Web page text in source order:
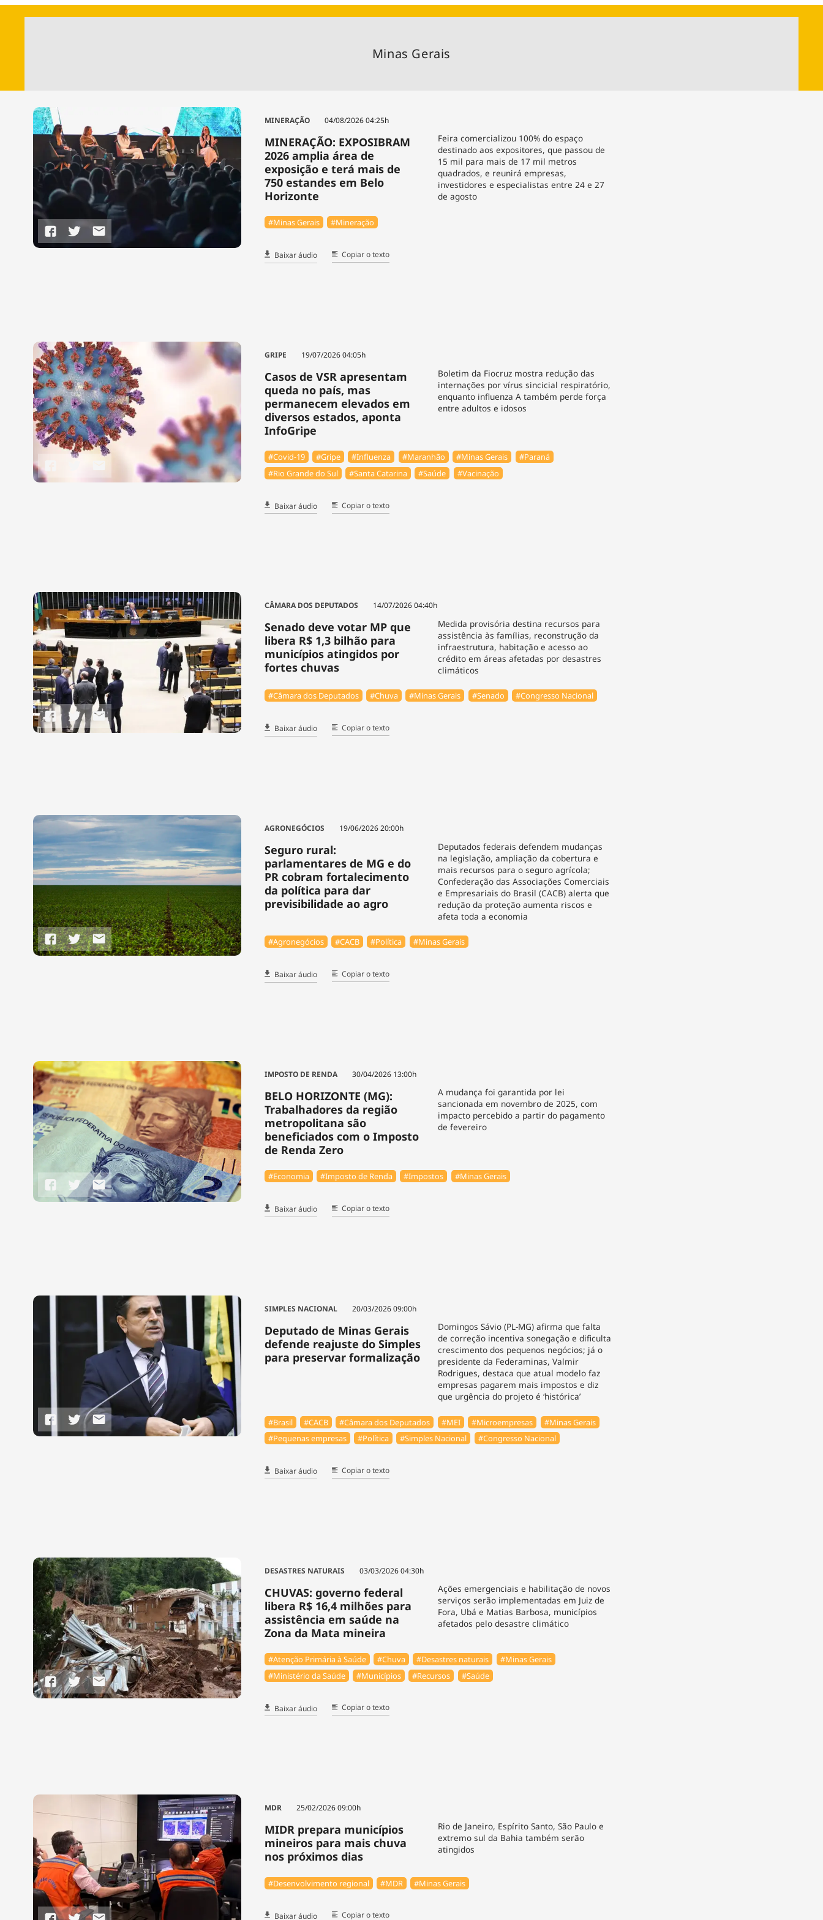
Minas Gerais
MINERAÇÃO 04/08/2026 04:25h
MINERAÇÃO: EXPOSIBRAM
2026 amplia área de
exposição e terá mais de
750 estandes em Belo
Horizonte
Feira comercializou 100% do espaço
destinado aos expositores, que passou de
15 mil para mais de 17 mil metros
quadrados, e reunirá empresas,
investidores e especialistas entre 24 e 27
de agosto
#Minas Gerais #Mineração
Baixar áudio Copiar o texto
GRIPE 19/07/2026 04:05h
Casos de VSR apresentam
queda no país, mas
permanecem elevados em
diversos estados, aponta
InfoGripe
Boletim da Fiocruz mostra redução das
internações por vírus sincicial respiratório,
enquanto influenza A também perde força
entre adultos e idosos
#Covid-19 #Gripe #Influenza #Maranhão #Minas Gerais
#Paraná
#Rio Grande do Sul
#Santa Catarina #Saúde #Vacinação
Baixar áudio Copiar o texto
CÂMARA DOS DEPUTADOS 14/07/2026 04:40h
Senado deve votar MP que
libera R$ 1,3 bilhão para
municípios atingidos por
fortes chuvas
Medida provisória destina recursos para
assistência às famílias, reconstrução da
infraestrutura, habitação e acesso ao
crédito em áreas afetadas por desastres
climáticos
#Câmara dos Deputados #Chuva #Minas Gerais #Senado #Congresso Nacional
Baixar áudio Copiar o texto
AGRONEGÓCIOS 19/06/2026 20:00h
Seguro rural:
parlamentares de MG e do
PR cobram fortalecimento
da política para dar
previsibilidade ao agro
Deputados federais defendem mudanças
na legislação, ampliação da cobertura e
mais recursos para o seguro agrícola;
Confederação das Associações Comerciais
e Empresariais do Brasil (CACB) alerta que
redução da proteção aumenta riscos e
afeta toda a economia
#Agronegócios #⁠CACB #Política #Minas Gerais
Baixar áudio Copiar o texto
IMPOSTO DE RENDA 30/04/2026 13:00h
BELO HORIZONTE (MG):
Trabalhadores da região
metropolitana são
beneficiados com o Imposto
de Renda Zero
A mudança foi garantida por lei
sancionada em novembro de 2025, com
impacto percebido a partir do pagamento
de fevereiro
#Economia #Imposto de Renda #Impostos #Minas Gerais
Baixar áudio Copiar o texto
SIMPLES NACIONAL 20/03/2026 09:00h
Deputado de Minas Gerais
defende reajuste do Simples
para preservar formalização
Domingos Sávio (PL-MG) afirma que falta
de correção incentiva sonegação e dificulta
crescimento dos pequenos negócios; já o
presidente da Federaminas, Valmir
Rodrigues, destaca que atual modelo faz
empresas pagarem mais impostos e diz
que urgência do projeto é ‘histórica’
#Brasil #⁠CACB #Câmara dos Deputados #MEI #Microempresas
#Minas Gerais
#Pequenas empresas
#Política #Simples Nacional #Congresso Nacional
Baixar áudio Copiar o texto
DESASTRES NATURAIS 03/03/2026 04:30h
CHUVAS: governo federal
libera R$ 16,4 milhões para
assistência em saúde na
Zona da Mata mineira
Ações emergenciais e habilitação de novos
serviços serão implementadas em Juiz de
Fora, Ubá e Matias Barbosa, municípios
afetados pelo desastre climático
#Atenção Primária à Saúde #Chuva #Desastres naturais
#Minas Gerais
#Ministério da Saúde
#Municípios #Recursos #Saúde
Baixar áudio Copiar o texto
MDR 25/02/2026 09:00h
MIDR prepara municípios
mineiros para mais chuva
nos próximos dias
Rio de Janeiro, Espírito Santo, São Paulo e
extremo sul da Bahia também serão
atingidos
#Desenvolvimento regional #MDR #Minas Gerais
Baixar áudio Copiar o texto